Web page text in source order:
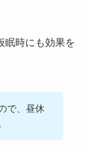
眠時にも効果を
で、昼休